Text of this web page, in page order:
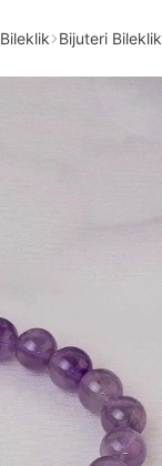
Bileklik Bijuteri Bileklik